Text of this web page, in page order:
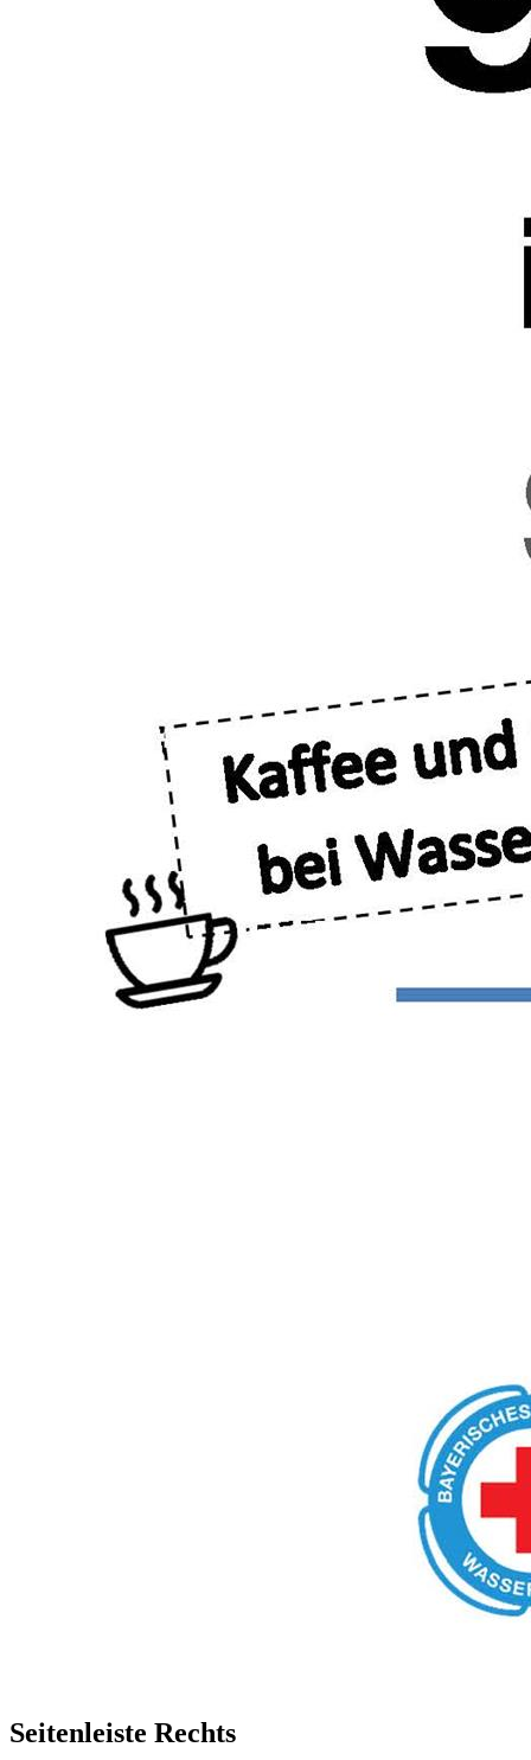
Seitenleiste Rechts